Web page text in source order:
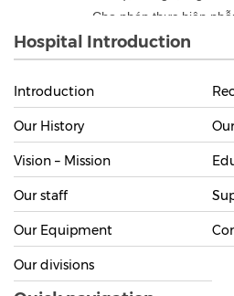
Zeiss), mang lại nguồn laser excimer
Cho phép thực hiện phẫu thuật Femto
lại bề mặt giác mạc mịn, giúp tránh các
Hospital Introduction
Vision – Mission